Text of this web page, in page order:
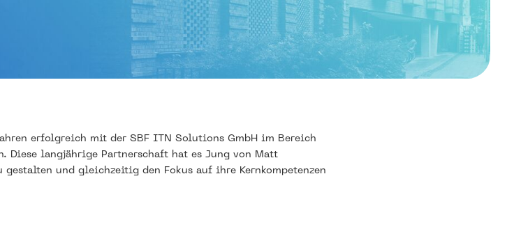
erfolgreich mit der SBF ITN Solutions GmbH im Bereich
Diese langjährige Partnerschaft hat es Jung von Matt
und gleichzeitig den Fokus auf ihre Kernkompetenzen